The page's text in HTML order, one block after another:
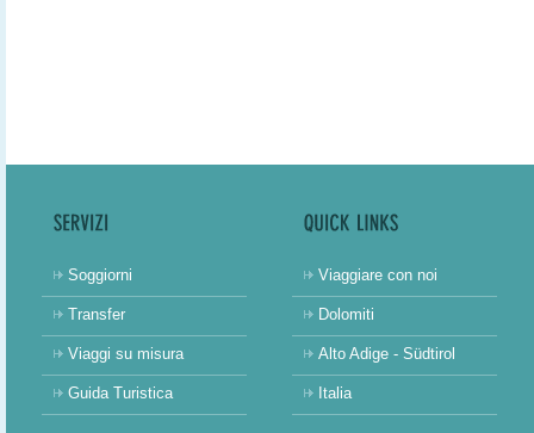
Soggiorni
Transfer
Viaggi su misura
Guida Turistica
Viaggiare con noi
Dolomiti
Alto Adige - Südtirol
Italia